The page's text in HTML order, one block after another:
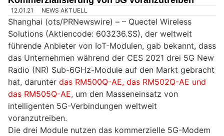
12.01.21 NEWS AKTUELL
Shanghai (ots/PRNewswire) – – Quectel Wireless
Solutions (Aktiencode: 603236.SS), der weltweit
führende Anbieter von IoT-Modulen, gab bekannt, dass
das Unternehmen während der CES 2021 drei 5G New
Radio (NR) Sub-6GHz-Module auf den Markt gebracht
hat, darunter das RM500Q-AE, das RM502Q-AE und
das RM505Q-AE, um den Masseneinsatz von
intelligenten 5G-Verbindungen weltweit
voranzutreiben.
Die drei Module nutzen das kommerzielle 5G-Modem